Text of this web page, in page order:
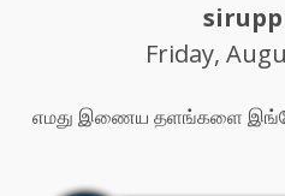
Friday,
எமது இணைய தளங்களை இங்கே